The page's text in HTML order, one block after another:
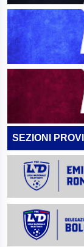
SEZIONI